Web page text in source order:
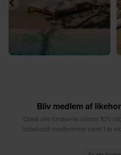
Bliv medlem af
Opnå alle fordelene såsom 10%
forbeholdt medlemmer samt 1 år